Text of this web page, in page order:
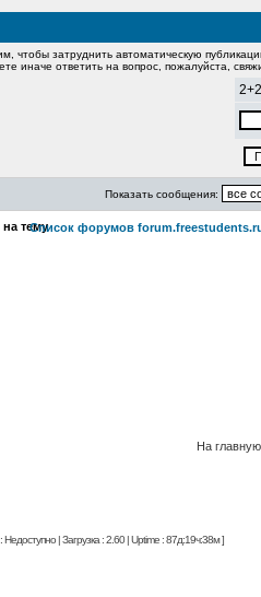
чтобы затруднить автоматическую
иначе ответить на вопрос, пожалуйста,
Показать сообщения:
Список форумов
На главную
| Загрузка : 2.60 | Uptime : 87д:19ч:38м ]